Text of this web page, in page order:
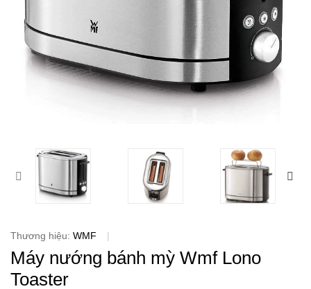
Thương hiệu: WMF |
Máy nướng bánh mỳ Wmf Lono
Toaster